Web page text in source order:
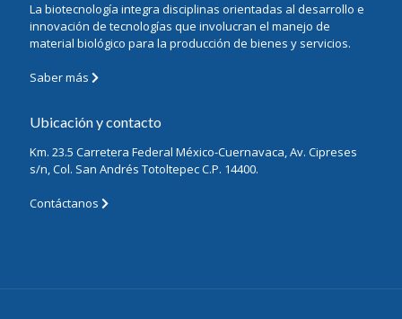
La biotecnología integra disciplinas orientadas al desarrollo e
innovación de tecnologías que involucran el manejo de
material biológico para la producción de bienes y servicios.
Saber más
Ubicación y contacto
Km. 23.5 Carretera Federal México-Cuernavaca, Av. Cipreses
s/n, Col. San Andrés Totoltepec C.P. 14400.
Contáctanos